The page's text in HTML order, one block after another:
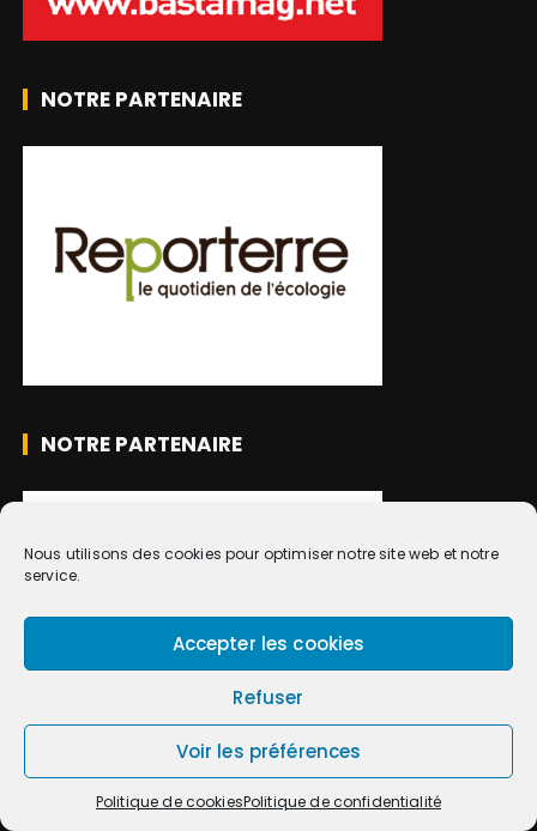
Nous utilisons des cookies pour optimiser notre site web et notre
service.
Accepter les cookies
Refuser
Voir les préférences
Politique de cookiesPolitique de confidentialité
NOTRE PARTENAIRE
NOTRE PARTENAIRE
NOTRE PARTENAIRE